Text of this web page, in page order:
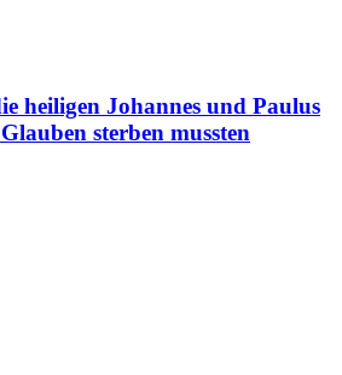
heiligen Johannes und Paulus
sterben mussten